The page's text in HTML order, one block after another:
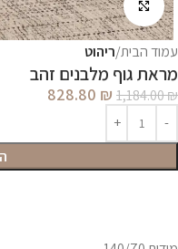
עמוד הבית ריהוט
מראת גוף מלבנים זהב
1,184.00₪
828.80 ₪
לחץ להגדלה